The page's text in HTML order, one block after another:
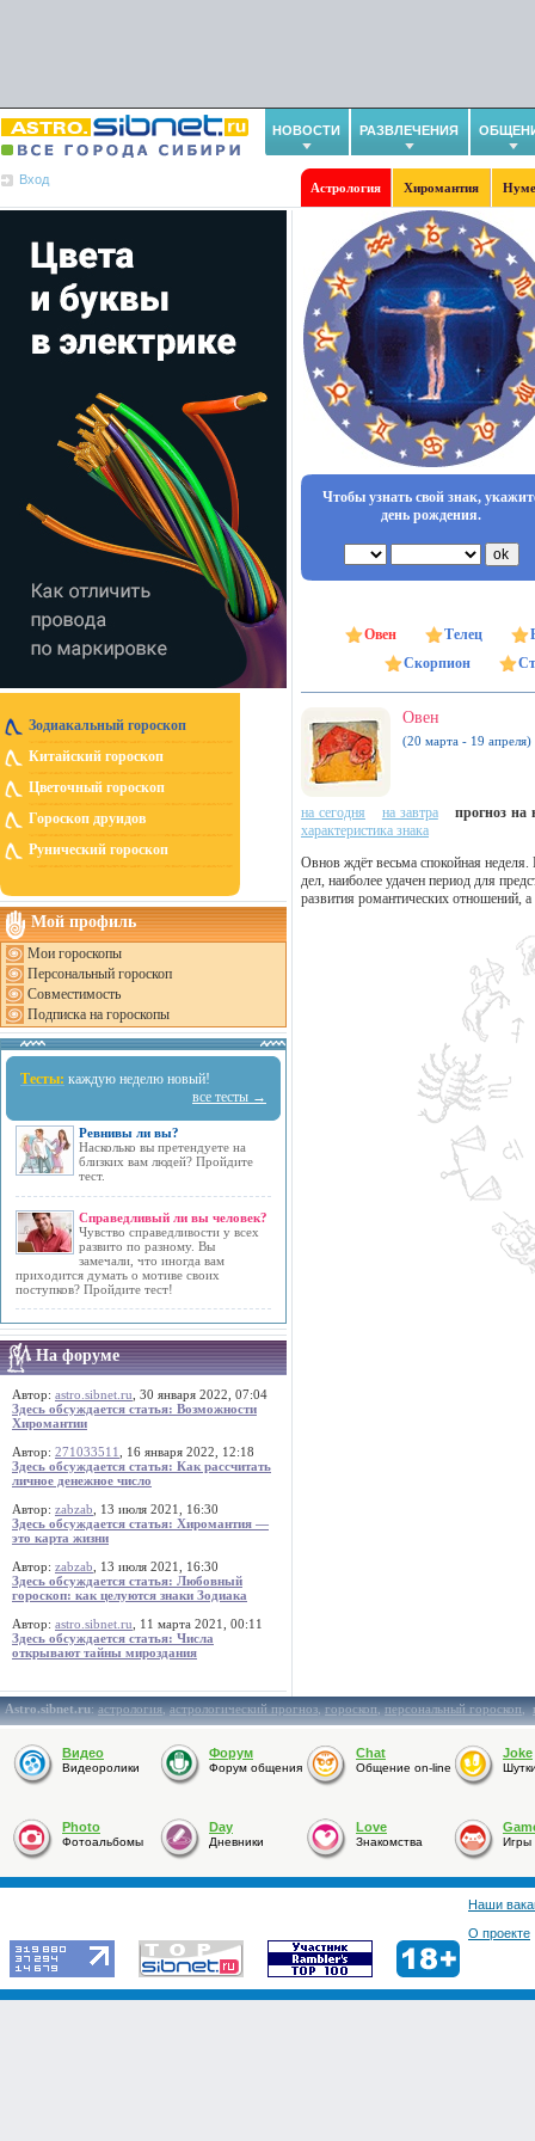
НОВОСТИ РАЗВЛЕЧЕНИЯ
Вход
Астрология Хиромантия
Зодиакальный гороскоп
Китайский гороскоп
Цветочный гороскоп
Гороскоп друидов
Рунический гороскоп
Мой профиль
Мои гороскопы
Персональный гороскоп
Совместимость
Подписка на гороскопы
Тесты: каждую неделю новый!
все тесты →
Ревнивы ли вы?
Насколько вы претендуете на
близких вам людей? Пройдите
тест.
Справедливый ли вы человек?
Чувство справедливости у всех
развито по разному. Вы
замечали, что иногда вам
приходится думать о мотиве своих
поступков? Пройдите тест!
На форуме
Автор: astro.sibnet.ru , 30 января 2022, 07:04
Здесь обсуждается статья: Возможности
Хиромантии
Автор: 271033511
, 16 января 2022, 12:18
Здесь обсуждается статья: Как рассчитать
личное денежное число
Автор: zabzab , 13 июля 2021, 16:30
Здесь обсуждается статья: Хиромантия —
это карта жизни
Автор: zabzab , 13 июля 2021, 16:30
Здесь обсуждается статья: Любовный
гороскоп: как целуются знаки Зодиака
Автор: astro.sibnet.ru , 11 марта 2021, 00:11
Здесь обсуждается статья: Числа
открывают тайны мироздания
Чтобы узнать свой знак,
день рождения.
Овен Телец
Скорпион
Овен
(20 марта - 19 апреля)
на сегодня на завтра
прогноз на
характеристика знака
Овнов ждёт весьма спокойная неделя.
дел, наиболее удачен период для
развития романтических отношений,
Astro.sibnet.ru:астрология,астрологический прогноз,гороскоп,персональный гороскоп,
Видео
Видеоролики
Форум
Форум общения
Chat
Общение on-line
Joke
Photo
Фотоальбомы
Day
Дневники
Love
Знакомства Игры
Наши
О проекте